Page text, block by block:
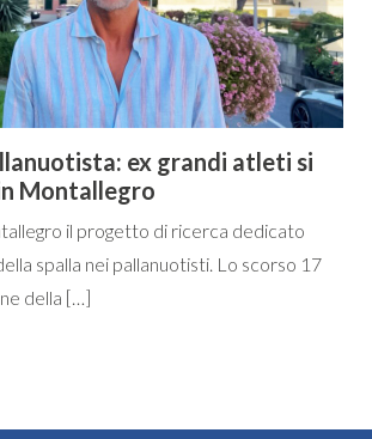
ex grandi atleti si
Montallegro
il progetto di ricerca dedicato
spalla nei pallanuotisti. Lo scorso 17
della […]